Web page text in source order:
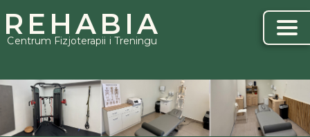
REHABIA
Centrum Fizjoterapii i Treningu